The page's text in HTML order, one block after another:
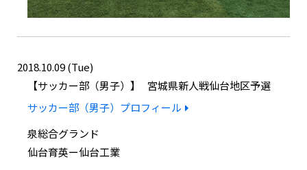
2018.10.09 (Tue)
サッカー部（男子）
宮城県新人戦仙台地区予選
サッカー部（男子）プロフィール
泉総合グランド
仙台育英ー仙台工業